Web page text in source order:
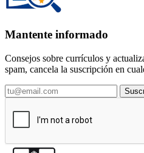
Mantente informado
Consejos sobre currículos y
spam, cancela la suscripción en